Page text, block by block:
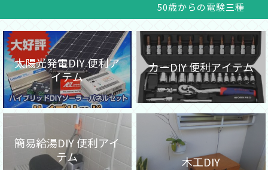
50歳からの電験三種
太陽光発電DIY 便利ア
イテム
カーDIY 便利アイテム
簡易給湯DIY 便利アイ
テム
木工DIY